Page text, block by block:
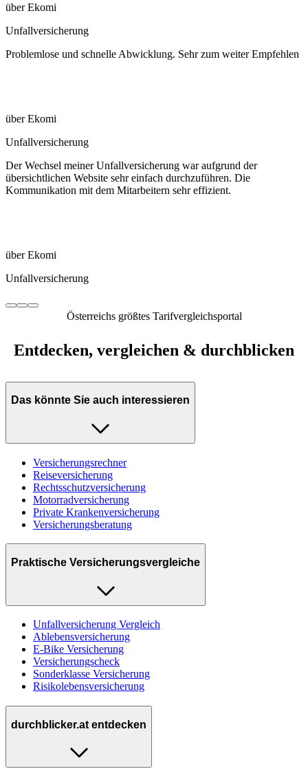
über Ekomi
Unfallversicherung
Problemlose und schnelle Abwicklung. Sehr zum weiter Empfehlen
über Ekomi
Unfallversicherung
Der Wechsel meiner Unfallversicherung war aufgrund der
übersichtlichen Website sehr einfach durchzuführen. Die
Kommunikation mit dem Mitarbeitern sehr effizient.
über Ekomi
Unfallversicherung
Österreichs größtes Tarifvergleichsportal
Entdecken, vergleichen & durchblicken
Das könnte Sie auch interessieren
Versicherungsrechner
Reiseversicherung
Rechtsschutzversicherung
Motorradversicherung
Private Krankenversicherung
Versicherungsberatung
Praktische Versicherungsvergleiche
Unfallversicherung Vergleich
Ablebensversicherung
E-Bike Versicherung
Versicherungscheck
Sonderklasse Versicherung
Risikolebensversicherung
durchblicker.at entdecken